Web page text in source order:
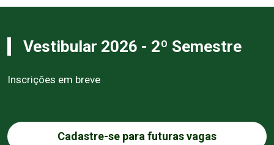
Vestibular 2026 - 2º Semestre
Inscrições em breve
Cadastre-se para futuras vagas